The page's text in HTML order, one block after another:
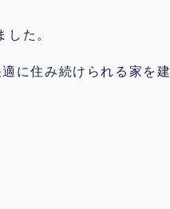
た。
に住み続けられる家を建